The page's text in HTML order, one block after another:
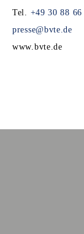
Tel. +49 30 88 66
presse@bvte.de
www.bvte.de